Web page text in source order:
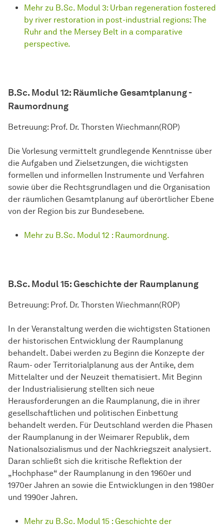
Mehr zu B.Sc. Modul 3: Urban regeneration fostered
by river restoration in post-industrial regions: The
Ruhr and the Mersey Belt in a comparative
perspective.
B.Sc. Modul 12: Räumliche Gesamtplanung -
Raumordnung
Betreuung: Prof. Dr. Thorsten Wiechmann(ROP)
Die Vorlesung vermittelt grundlegende Kenntnisse über
die Aufgaben und Zielsetzungen, die wichtigsten
formellen und informellen Instrumente und Verfahren
sowie über die Rechtsgrundlagen und die Organisation
der räumlichen Gesamtplanung auf überörtlicher Ebene
von der Region bis zur Bundesebene.
Mehr zu B.Sc. Modul 12 : Raumordnung.
B.Sc. Modul 15:Geschichte der Raumplanung
Betreuung: Prof. Dr. Thorsten Wiechmann(ROP)
In der Veranstaltung werden die wichtigsten Stationen
der historischen Entwicklung der Raumplanung
behandelt. Dabei werden zu Beginn die Konzepte der
Raum- oder Territorialplanung aus der Antike, dem
Mittelalter und der Neuzeit thematisiert. Mit Beginn
der Industrialisierung stellten sich neue
Herausforderungen an die Raumplanung, die in ihrer
gesellschaftlichen und politischen Einbettung
behandelt werden. Für Deutschland werden die Phasen
der Raumplanung in der Weimarer Republik, dem
Nationalsozialismus und der Nachkriegszeit analysiert.
Daran schließt sich die kritische Reflektion der
„Hochphase“ der Raumplanung in den 1960er und
1970er Jahren an sowie die Entwicklungen in den 1980er
und 1990er Jahren.
Mehr zu B.Sc. Modul 15 : Geschichte der